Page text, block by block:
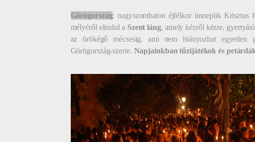
Görögország: nagyszombaton éjfélkor ünneplik Krisztus
mélyéről elindul a Szent láng, amely kézről kézre,
az örökégő mécsesig, ami nem hiányozhat
Görögország-szerte. Napjainkban tűzijátékok és